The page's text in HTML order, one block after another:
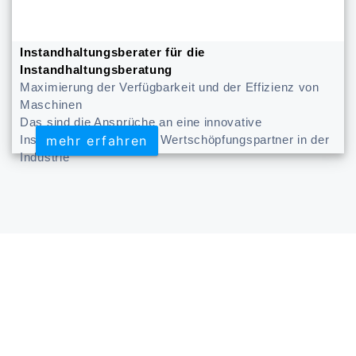
Instandhaltungsberater für die
Instandhaltungsberatung
Maximierung der Verfügbarkeit und der Effizienz von
Maschinen
Das sind die Ansprüche an eine innovative
Instandhaltungsberatun. Wertschöpfungspartner in der
Industrie
mehr erfahren
mehr erfahren